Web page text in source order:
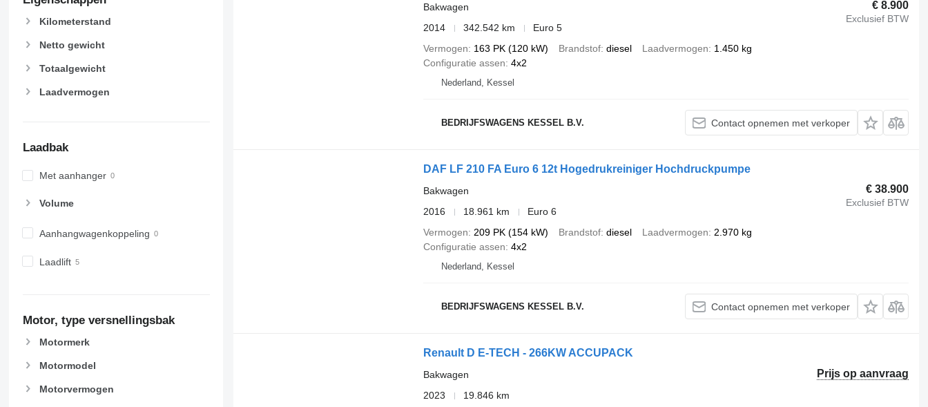
Kilometerstand
Netto gewicht
Totaalgewicht
Laadvermogen
Laadbak
Met aanhanger
Volume
Aanhangwagenkoppeling
Laadlift
Motor, type versnellingsbak
Motormerk
Motormodel
Motorvermogen
€ 8.900
Exclusief BTW
Bakwagen
2014
342.542 km
Euro 5
Vermogen
163 PK (120 kW) Brandstof diesel Laadvermogen
1.450 kg
Configuratie assen 4x2
Nederland, Kessel
BEDRIJFSWAGENS KESSEL B.V. Contact opnemen met verkoper
DAF LF 210 FA Euro 6 12t Hogedrukreiniger Hochdruckpumpe
€ 38.900
Exclusief BTW
Bakwagen
2016
18.961 km
Euro 6
Vermogen
209 PK (154 kW) Brandstof diesel Laadvermogen
2.970 kg
Configuratie assen 4x2
Nederland, Kessel
BEDRIJFSWAGENS KESSEL B.V. Contact opnemen met verkoper
Renault D E-TECH - 266KW ACCUPACK
Prijs op aanvraag
Bakwagen
2023
19.846 km